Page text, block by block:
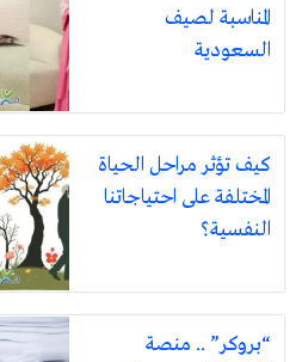
المناسبة لصيف
السعودية
كيف تؤثر مراحل الحياة
المختلفة على احتياجاتنا
النفسية؟
“بروكر” .. منصة